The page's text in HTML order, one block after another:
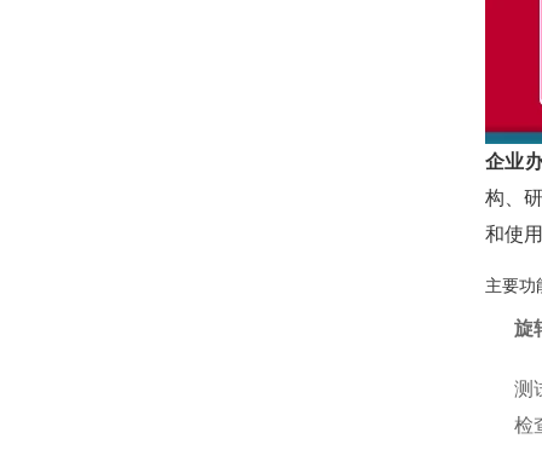
企业
构、
和使
主要功
旋
测
检